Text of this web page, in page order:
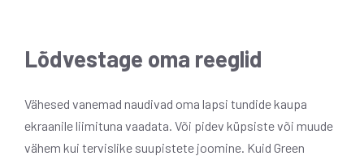
Lõdvestage oma reeglid
Vähesed vanemad naudivad oma lapsi tundide kaupa
ekraanile liimituna vaadata. Või pidev küpsiste või muude
vähem kui tervislike suupistete joomine. Kuid Green